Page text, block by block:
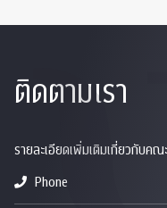
ติดตามเรา
รายละเอียดเพิ่มเติมเกี่ยวกับค
Phone